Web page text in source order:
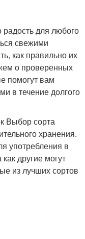
для любого
свежими
как правильно их
о проверенных
помогут вам
в течение долгого
Выбор сорта
хранения.
употребления в
другие могут
из лучших сортов